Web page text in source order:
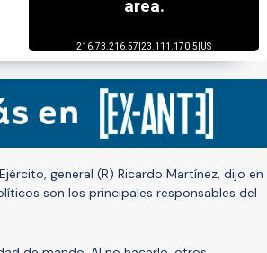
general (R) Ricardo Martínez, dijo en
son los principales responsables del